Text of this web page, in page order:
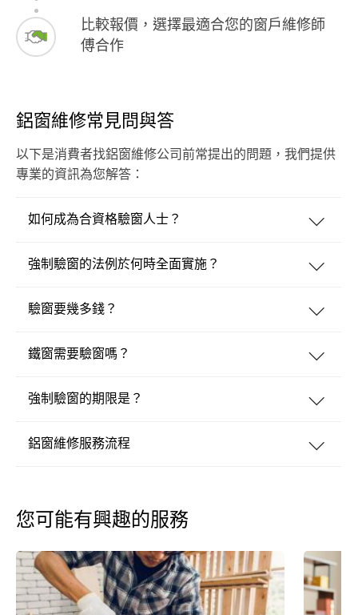
比較報價，選擇最適合您的窗戶維修師
傅合作
鋁窗維修常見問與答
以下是消費者找鋁窗維修公司前常提出的問題，我們提供
專業的資訊為您解答：
如何成為合資格驗窗人士？
強制驗窗的法例於何時全面實施？
驗窗要幾多錢？
鐵窗需要驗窗嗎？
強制驗窗的期限是？
鋁窗維修服務流程
您可能有興趣的服務